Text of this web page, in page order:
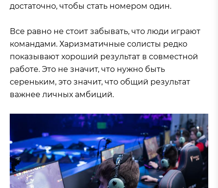
достаточно, чтобы стать номером один.
Все равно не стоит забывать, что люди играют
командами. Харизматичные солисты редко
показывают хороший результат в совместной
работе. Это не значит, что нужно быть
сереньким, это значит, что общий результат
важнее личных амбиций.